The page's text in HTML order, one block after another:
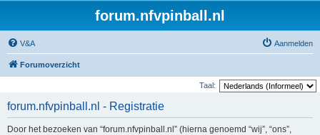
forum.nfvpinball.nl
V&A Aanmelden
Forumoverzicht
Taal:
forum.nfvpinball.nl - Registratie
Door het bezoeken van “forum.nfvpinball.nl” (hierna genoemd “wij”, “ons”,